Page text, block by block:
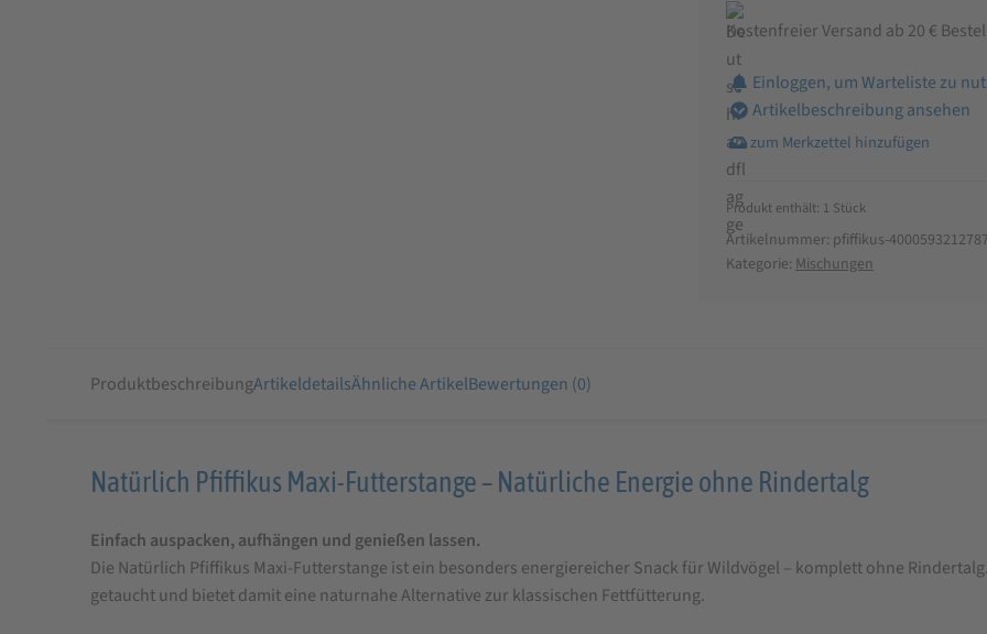
Kostenfreier Versand ab 20 €
Einloggen, um Warteliste zu
Artikelbeschreibung ansehen
Produkt enthält: 1 Stück
Artikelnummer: pfiffikus-4000593212787
Kategorie: Mischungen
ProduktbeschreibungArtikeldetailsÄhnliche ArtikelBewertungen (0)
Produktbeschreibung
Natürlich
Pfiffikus
Natürlich Pfiffikus Maxi-Futterstange – Natürliche Energie ohne Rindertalg
Einfach auspacken, aufhängen und genießen lassen.
Die Natürlich Pfiffikus Maxi-Futterstange ist ein besonders energiereicher Snack für Wildvögel – komplett ohne
getaucht und bietet damit eine naturnahe Alternative zur klassischen Fettfütterung.